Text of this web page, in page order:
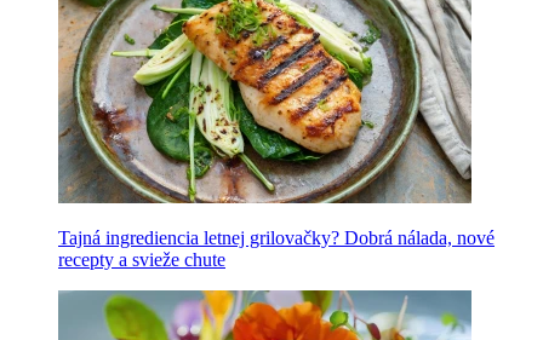
Tajná ingrediencia letnej grilovačky? Dobrá nálada, nové
recepty a svieže chute